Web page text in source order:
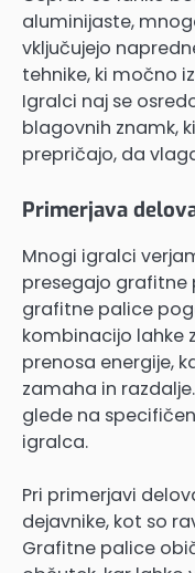
aluminijaste,
vključujejo
tehnike, ki močno
Igralci naj se
blagovnih znamk,
prepričajo, da
Primerjava
Mnogi igralci
presegajo grafitne
grafitne palice
kombinacijo lahke
prenosa energije,
zamaha in
glede na
igralca.
Pri primerjavi
dejavnike, kot so
Grafitne palice